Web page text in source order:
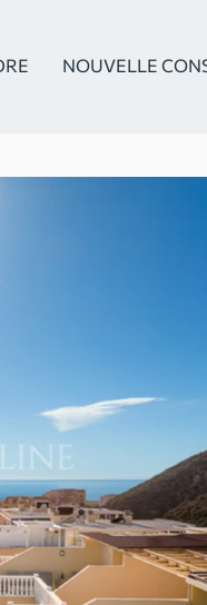
NOUVELLE